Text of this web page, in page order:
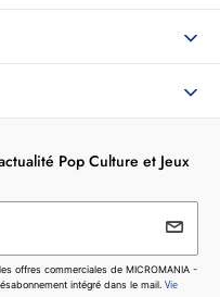
Pop Culture et Jeux
utilisé pour vous envoyer les
de MICROMANIA - ZING. Vous pouvez
le lien de désabonnement intégré dans
offres commerciales de MICROMANIA -
intégré dans le mail. Vie